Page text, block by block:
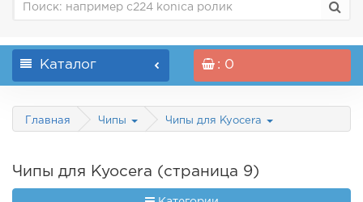
Каталог : 0
Главная Чипы Чипы для Kyocera
Чипы для Kyocera (страница 9)